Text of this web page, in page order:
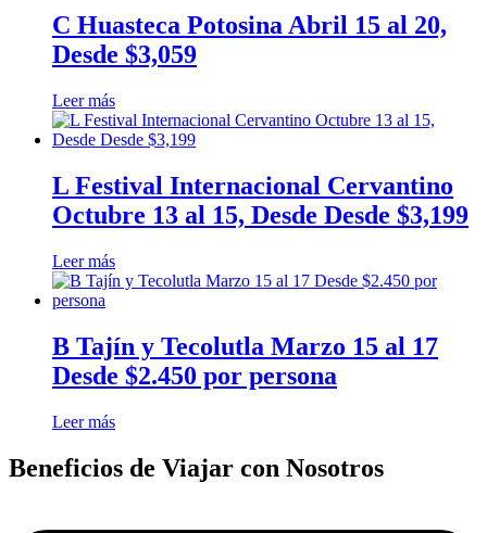
C Huasteca Potosina Abril 15 al 20,
Desde $3,059
Leer más
L Festival Internacional Cervantino
Octubre 13 al 15, Desde Desde $3,199
Leer más
B Tajín y Tecolutla Marzo 15 al 17
Desde $2.450 por persona
Leer más
Beneficios de Viajar con Nosotros